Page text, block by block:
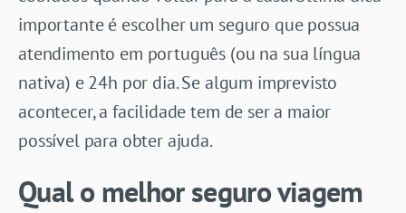
importante é escolher um seguro que possua
atendimento em português (ou na sua língua
nativa) e 24h por dia. Se algum imprevisto
acontecer, a facilidade tem de ser a maior
possível para obter ajuda.
Qual o melhor seguro viagem